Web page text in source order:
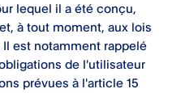
lequel il a été conçu,
à tout moment, aux lois
est notamment rappelé
de l'utilisateur
prévues à l'article 15